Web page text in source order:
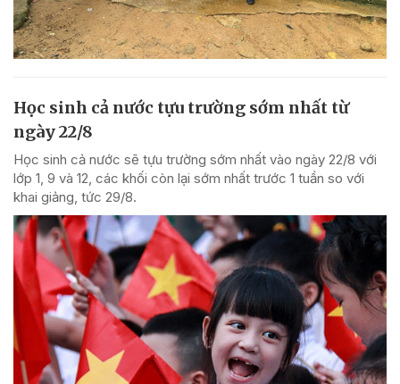
Học sinh cả nước tựu trường sớm nhất từ
ngày 22/8
Học sinh cả nước sẽ tựu trường sớm nhất vào ngày 22/8 với
lớp 1, 9 và 12, các khối còn lại sớm nhất trước 1 tuần so với
khai giảng, tức 29/8.